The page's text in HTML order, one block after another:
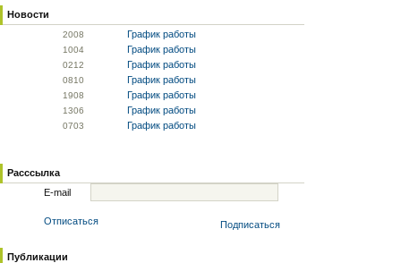
Новости
2008 График работы
1004 График работы
0212 График работы
0810 График работы
1908 График работы
1306 График работы
0703 График работы
Расссылка
E-mail
Отписаться Подписаться
Публикации